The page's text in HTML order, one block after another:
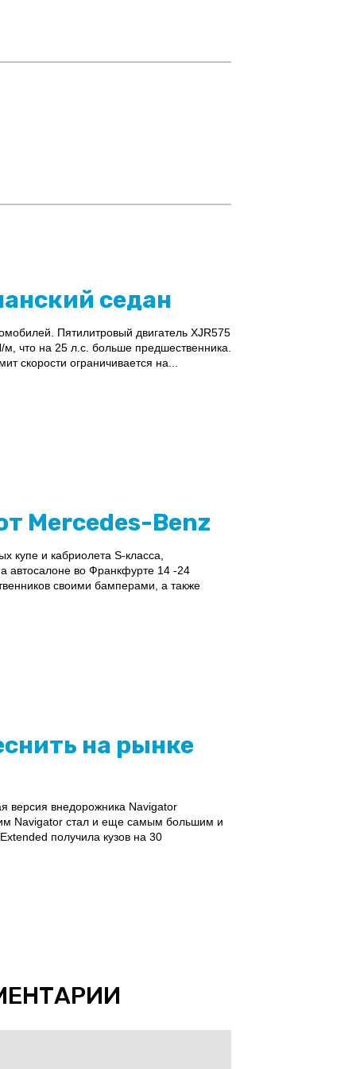
седан
Пятилитровый двигатель XJR575
что на 25 л.с. больше предшественника.
скорости ограничивается на...
Mercedes-Benz
и кабриолета S-класса,
автосалоне во Франкфурте 14 -24
своими бамперами, а также
на рынке
версия внедорожника Navigator
Navigator стал и еще самым большим и
получила кузов на 30